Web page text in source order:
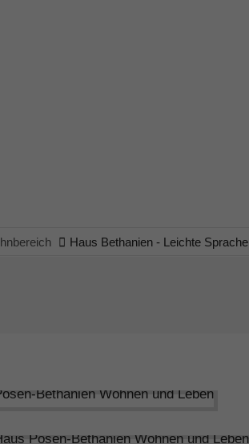
Haus Bethanien - Leichte Sprache